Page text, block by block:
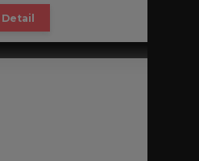
Detail